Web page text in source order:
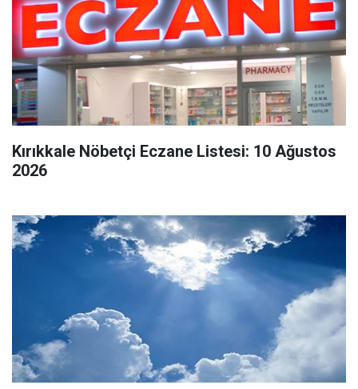
Kırıkkale Nöbetçi Eczane Listesi: 10 Ağustos
2026